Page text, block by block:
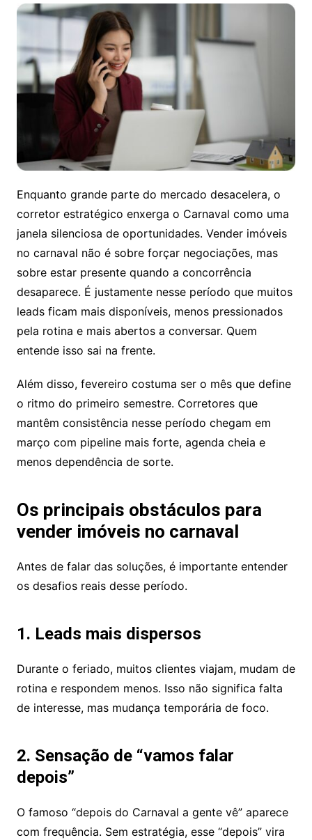
Enquanto grande parte do mercado desacelera, o
corretor estratégico enxerga o Carnaval como uma
janela silenciosa de oportunidades. Vender imóveis
no carnaval não é sobre forçar negociações, mas
sobre estar presente quando a concorrência
desaparece. É justamente nesse período que muitos
leads ficam mais disponíveis, menos pressionados
pela rotina e mais abertos a conversar. Quem
entende isso sai na frente.
Além disso, fevereiro costuma ser o mês que define
o ritmo do primeiro semestre. Corretores que
mantêm consistência nesse período chegam em
março com pipeline mais forte, agenda cheia e
menos dependência de sorte.
Os principais obstáculos para
vender imóveis no carnaval
Antes de falar das soluções, é importante entender
os desafios reais desse período.
1. Leads mais dispersos
Durante o feriado, muitos clientes viajam, mudam de
rotina e respondem menos. Isso não significa falta
de interesse, mas mudança temporária de foco.
2. Sensação de “vamos falar
depois”
O famoso “depois do Carnaval a gente vê” aparece
com frequência. Sem estratégia, esse “depois” vira